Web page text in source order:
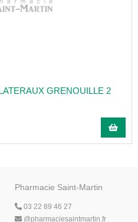
GRENOUILLE 2
Pharmacie Saint-Martin
03 22 89 46 27
@pharmaciesaintmartin.fr